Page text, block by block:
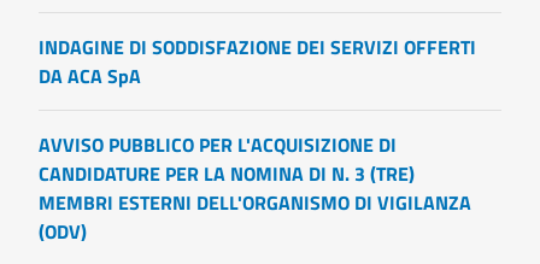
INDAGINE DI SODDISFAZIONE DEI SERVIZI OFFERTI
DA ACA SpA
AVVISO PUBBLICO PER L'ACQUISIZIONE DI
CANDIDATURE PER LA NOMINA DI N. 3 (TRE)
MEMBRI ESTERNI DELL'ORGANISMO DI VIGILANZA
(ODV)